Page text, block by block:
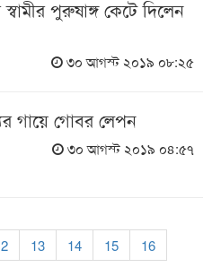
পুরুষাঙ্গ কেটে দিলেন
৩০ আগস্ট ২০১৯ ০৮:২৫
গায়ে গোবর লেপন
৩০ আগস্ট ২০১৯ ০৪:৫৭
13 14 15
16